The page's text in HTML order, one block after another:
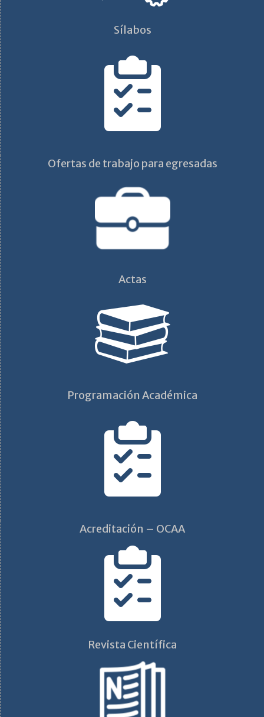
Sílabos
Ofertas de trabajo para egresadas
Actas
Programación Académica
Acreditación – OCAA
Revista Científica